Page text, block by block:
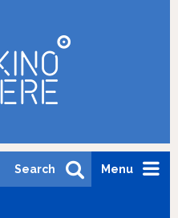
Menu
Search